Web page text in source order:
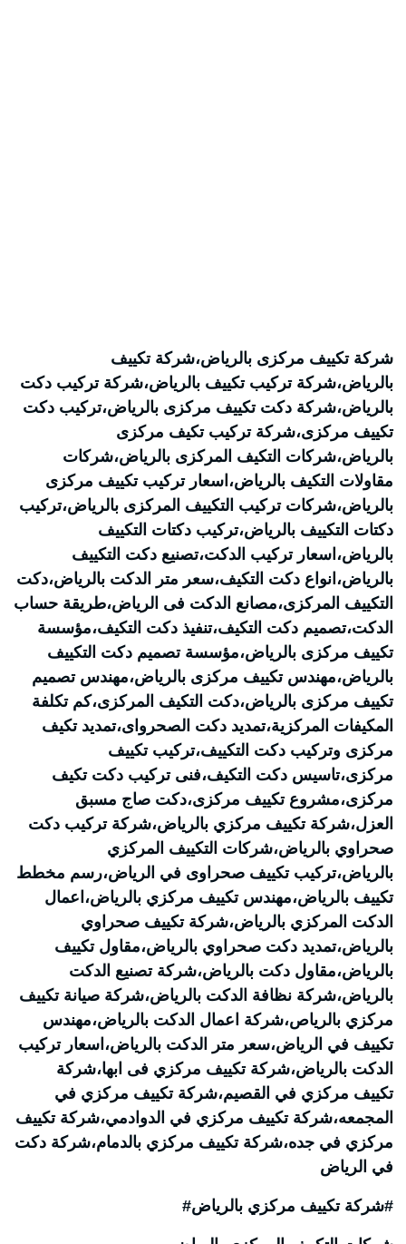
شركة تكييف مركزى بالرياض،شركة تكييف
بالرياض،شركة تركيب تكييف بالرياض،شركة تركيب دكت
بالرياض،شركة دكت تكييف مركزى بالرياض،تركيب دكت
تكييف مركزى،شركة تركيب تكيف مركزى
بالرياض،شركات التكيف المركزى بالرياض،شركات
مقاولات التكيف بالرياض،اسعار تركيب تكييف مركزى
بالرياض،شركات تركيب التكييف المركزى بالرياض،تركيب
دكتات التكييف بالرياض،تركيب دكتات التكييف
بالرياض،اسعار تركيب الدكت،تصنيع دكت التكييف
بالرياض،انواع دكت التكيف،سعر متر الدكت بالرياض،دكت
التكييف المركزى،مصانع الدكت فى الرياض،طريقة حساب
الدكت،تصميم دكت التكيف،تنفيذ دكت التكيف،مؤسسة
تكييف مركزى بالرياض،مؤسسة تصميم دكت التكييف
بالرياض،مهندس تكييف مركزى بالرياض،مهندس تصميم
تكييف مركزى بالرياض،دكت التكيف المركزى،كم تكلفة
المكيفات المركزية،تمديد دكت الصحرواى،تمديد تكيف
مركزى وتركيب دكت التكييف،تركيب تكييف
مركزى،تاسيس دكت التكيف،فنى تركيب دكت تكيف
مركزى،مشروع تكييف مركزى،دكت صاج مسبق
العزل،شركة تكييف مركزي بالرياض،شركة تركيب دكت
صحراوي بالرياض،شركات التكييف المركزي
بالرياض،تركيب تكييف صحراوى في الرياض،رسم مخطط
تكييف بالرياض،مهندس تكييف مركزي بالرياض،اعمال
الدكت المركزي بالرياض،شركة تكييف صحراوي
بالرياض،تمديد دكت صحراوي بالرياض،مقاول تكييف
بالرياض،مقاول دكت بالرياض،شركة تصنيع الدكت
بالرياض،شركة نظافة الدكت بالرياض،شركة صيانة تكييف
مركزي بالرياص،شركة اعمال الدكت بالرياض،مهندس
تكييف في الرياض،سعر متر الدكت بالرياض،اسعار تركيب
الدكت بالرياض،شركة تكييف مركزي فى ابها،شركة
تكييف مركزي في القصيم،شركة تكييف مركزي في
المجمعه،شركة تكييف مركزي في الدوادمي،شركة تكييف
مركزي في جده،شركة تكييف مركزي بالدمام،شركة دكت
في الرياض
#شركة تكييف مركزي بالرياض#